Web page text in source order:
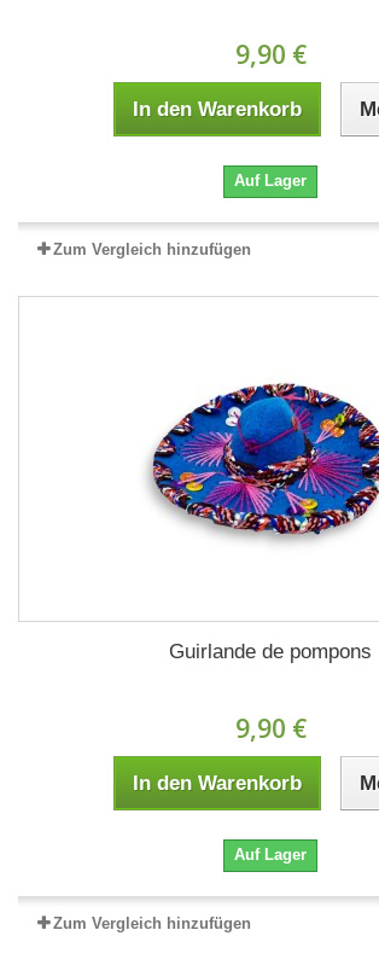
9,90 €
In den Warenkorb
Auf Lager
Zum Vergleich hinzufügen
Guirlande de pompons
9,90 €
In den Warenkorb
Auf Lager
Zum Vergleich hinzufügen